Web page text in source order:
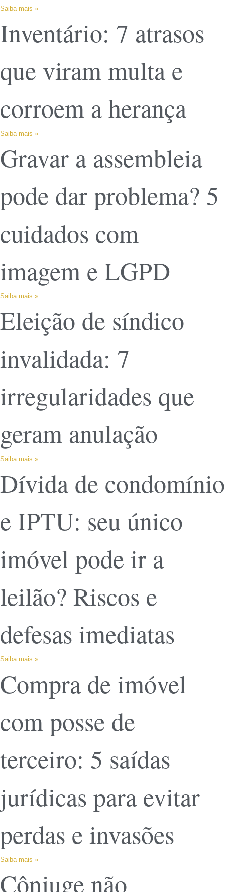
Saiba mais »
Inventário: 7 atrasos
que viram multa e
corroem a herança
Saiba mais »
Gravar a assembleia
pode dar problema? 5
cuidados com
imagem e LGPD
Saiba mais »
Eleição de síndico
invalidada: 7
irregularidades que
geram anulação
Saiba mais »
Dívida de condomínio
e IPTU: seu único
imóvel pode ir a
leilão? Riscos e
defesas imediatas
Saiba mais »
Compra de imóvel
com posse de
terceiro: 5 saídas
jurídicas para evitar
perdas e invasões
Saiba mais »
Cônjuge não